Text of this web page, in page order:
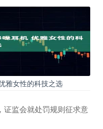
雅女性的科技之选
证监会就处罚规则征求意